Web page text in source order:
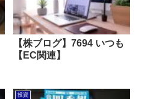
【株ブログ】7694 いつも
【EC関連】
投資